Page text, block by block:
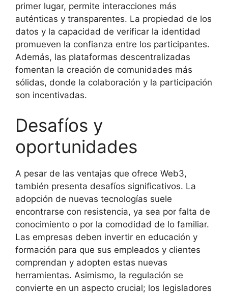
primer lugar, permite interacciones más
auténticas y transparentes. La propiedad de los
datos y la capacidad de verificar la identidad
promueven la confianza entre los participantes.
Además, las plataformas descentralizadas
fomentan la creación de comunidades más
sólidas, donde la colaboración y la participación
son incentivadas.
Desafíos y
oportunidades
A pesar de las ventajas que ofrece Web3,
también presenta desafíos significativos. La
adopción de nuevas tecnologías suele
encontrarse con resistencia, ya sea por falta de
conocimiento o por la comodidad de lo familiar.
Las empresas deben invertir en educación y
formación para que sus empleados y clientes
comprendan y adopten estas nuevas
herramientas. Asimismo, la regulación se
convierte en un aspecto crucial; los legisladores